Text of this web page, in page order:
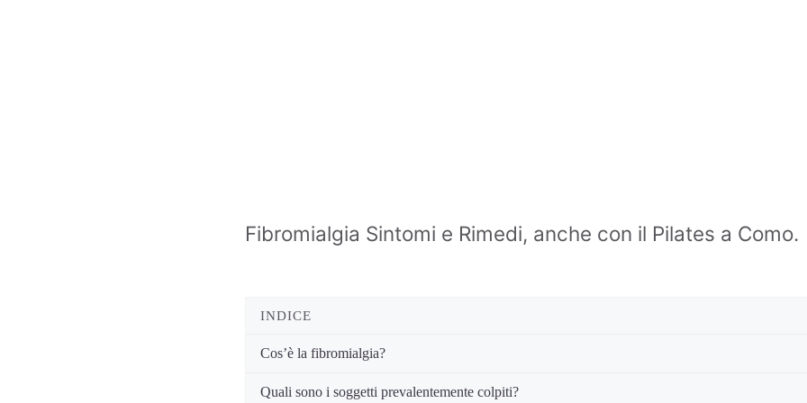
Fibromialgia Sintomi e Rimedi, anche con il Pilates a Como.
INDICE
Cos’è la fibromialgia?
Quali sono i soggetti prevalentemente colpiti?